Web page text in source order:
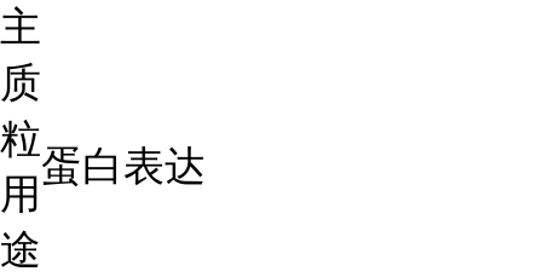
主
质
粒
用
途
蛋白表达